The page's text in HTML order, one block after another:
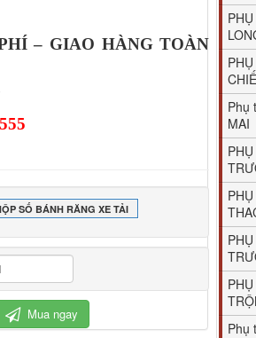
– GIAO HÀNG TOÀN
SỐ BÁNH RĂNG XE TẢI
Mua ngay
Phụ
MAI
Phụ